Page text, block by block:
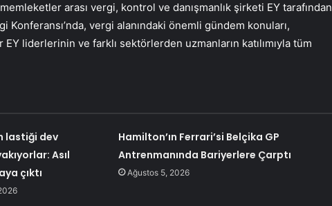
arası vergi, kontrol ve danışmanlık şirketi EY tarafından
Konferansı’nda, vergi alanındaki önemli gündem konuları,
liderlerinin ve farklı sektörlerden uzmanların katılımıyla tüm
lastiği dev
Asıl
çıktı
Hamilton’ın Ferrari’si Belçika GP
Antrenmanında Bariyerlere Çarptı
Ağustos 5, 2026